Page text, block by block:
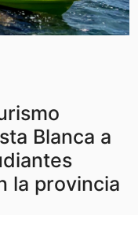
Blanca a
la provincia